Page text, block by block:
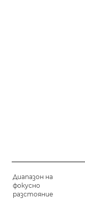
Диапазон на
фокусно
разстояние